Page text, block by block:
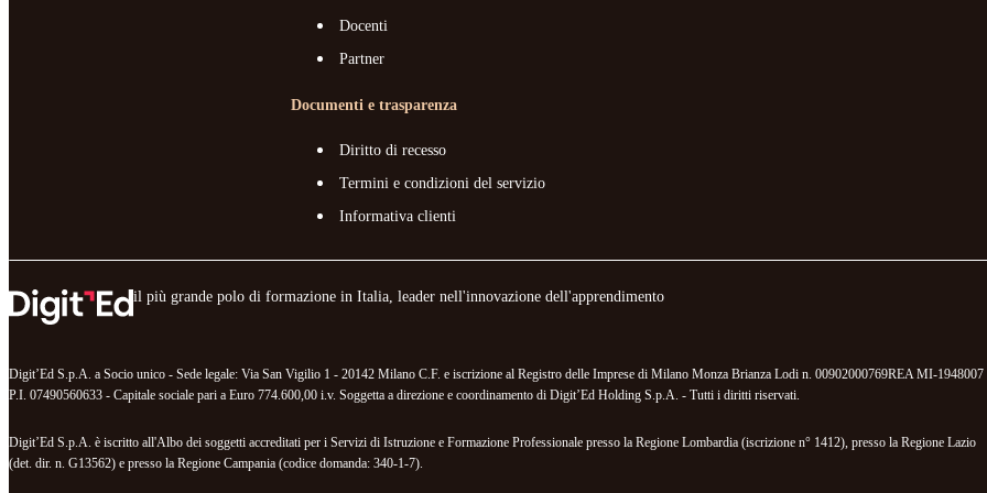
Docenti
Partner
Documenti e trasparenza
Diritto di recesso
Termini e condizioni del servizio
Informativa clienti
il più grande polo di formazione in Italia, leader nell'innovazione dell'apprendimento
Digit’Ed S.p.A. a Socio unico - Sede legale: Via San Vigilio 1 - 20142 Milano C.F. e iscrizione al Registro delle Imprese di Milano Monza Brianza Lodi n. 00902000769REA MI-1948007
P.I. 07490560633 - Capitale sociale pari a Euro 774.600,00 i.v. Soggetta a direzione e coordinamento di Digit’Ed Holding S.p.A. - Tutti i diritti riservati.
Digit’Ed S.p.A. è iscritto all'Albo dei soggetti accreditati per i Servizi di Istruzione e Formazione Professionale presso la Regione Lombardia (iscrizione n° 1412), presso la Regione Lazio
(det. dir. n. G13562) e presso la Regione Campania (codice domanda: 340-1-7).